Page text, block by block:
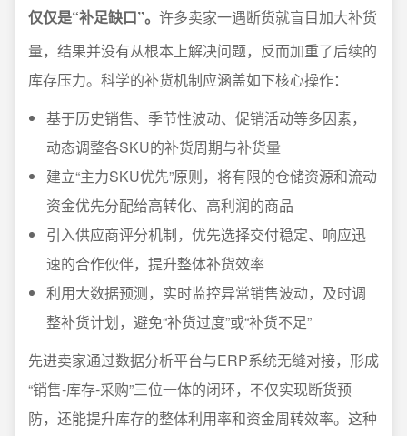
仅仅是“补足缺口”。 许多卖家一遇断货就盲目加大补货
量，结果并没有从根本上解决问题，反而加重了后续的
库存压力。科学的补货机制应涵盖如下核心操作：
基于历史销售、季节性波动、促销活动等多因素，
动态调整各SKU的补货周期与补货量
建立“主力SKU优先”原则，将有限的仓储资源和流动
资金优先分配给高转化、高利润的商品
引入供应商评分机制，优先选择交付稳定、响应迅
速的合作伙伴，提升整体补货效率
利用大数据预测，实时监控异常销售波动，及时调
整补货计划，避免“补货过度”或“补货不足”
先进卖家通过数据分析平台与ERP系统无缝对接，形成
“销售-库存-采购”三位一体的闭环，不仅实现断货预
防，还能提升库存的整体利用率和资金周转效率。这种